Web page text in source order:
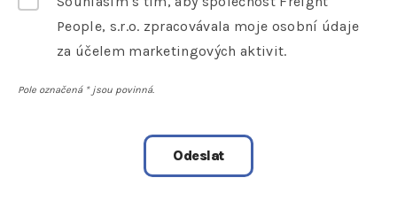
People, s.r.o. zpracovávala moje osobní údaje
za účelem marketingových aktivit.
Pole označená *jsou povinná.